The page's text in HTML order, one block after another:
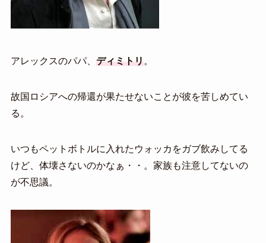
アレックスのパパ、 ディミトリ。
故国ロシアへの帰還が果たせないことが彼を苦しめてい
る。
いつもペットボトルに入れたウォッカをガブ飲みしてる
けど、体壊さないのかなぁ・・。家族も注意してないの
が不思議。